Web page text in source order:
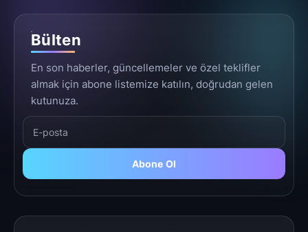
Bülten
En son haberler, güncellemeler ve özel teklifler
almak için abone listemize katılın, doğrudan gelen
kutunuza.
Abone Ol